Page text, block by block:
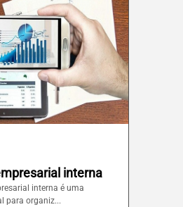
(RO)
(RR)
Santa Catarina (SC)
(SE) interna
interna é uma
para organiz...